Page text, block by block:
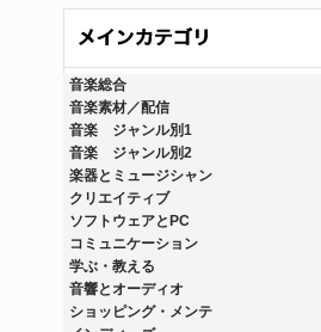
音楽総合
音楽素材／配信
音楽 ジャンル別1
音楽 ジャンル別2
楽器とミュージシャン
クリエイティブ
ソフトウェアとPC
コミュニケーション
学ぶ・教える
音響とオーディオ
ショッピング・メンテ